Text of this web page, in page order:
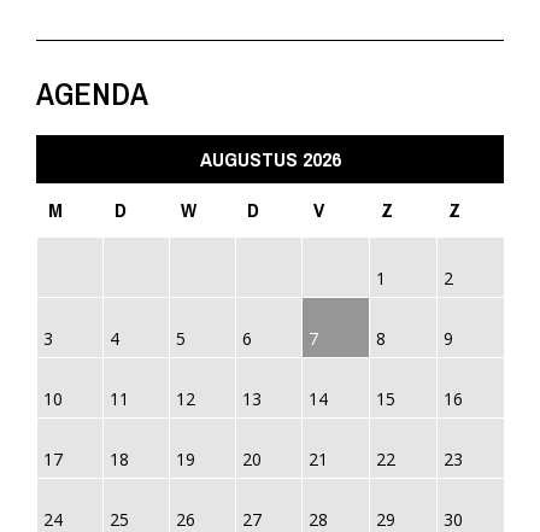
AGENDA
AUGUSTUS 2026
M
D W D V Z Z
1 2
3 4 5 6 7 8 9
10 11 12 13 14 15 16
17 18 19 20 21 22 23
24 25 26 27 28 29 30